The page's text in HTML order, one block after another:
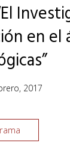
en el
2017